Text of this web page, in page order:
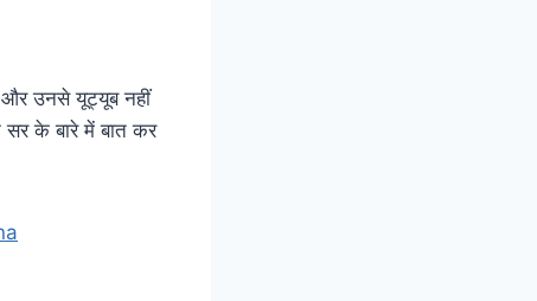
उनसे यूट्यूब नहीं
के बारे में बात कर